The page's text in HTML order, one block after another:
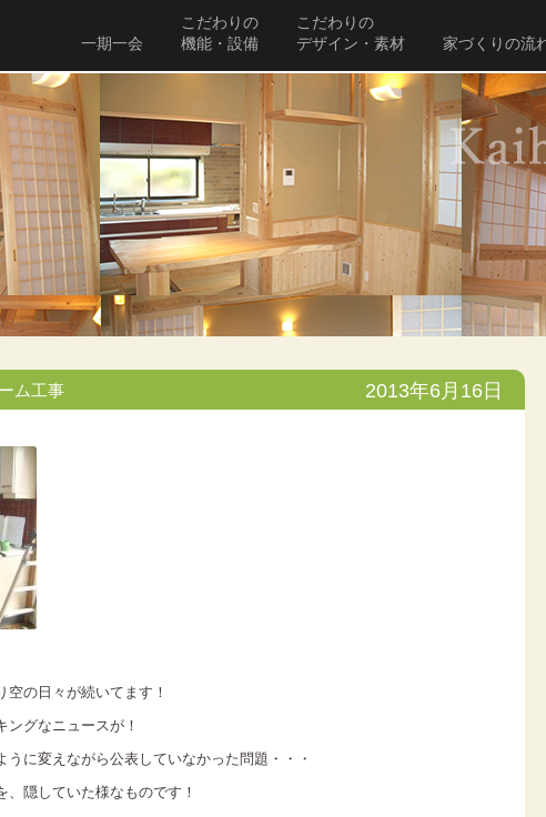
一期一会
こだわりの
機能・設備
こだわりの
デザイン・素材
家づくりの流
ム工事 2013年6月16日
の日々が続いてます！
ングなニュースが！
に変えながら公表していなかった問題・・・
隠していた様なものです！